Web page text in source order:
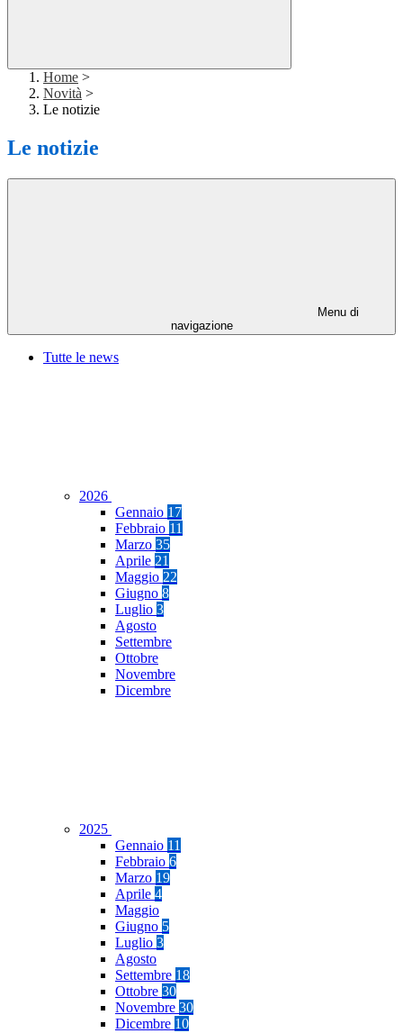
Home >
Novità >
Le notizie
Le notizie
Menu di
navigazione
Tutte le news
2026
Gennaio 17
Febbraio 11
Marzo 35
Aprile 21
Maggio 22
Giugno 8
Luglio 3
Agosto
Settembre
Ottobre
Novembre
Dicembre
2025
Gennaio 11
Febbraio 6
Marzo 19
Aprile 4
Maggio
Giugno 5
Luglio 3
Agosto
Settembre 18
Ottobre 30
Novembre 30
Dicembre 10